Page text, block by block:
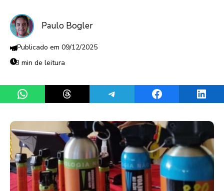
Paulo Bogler
09/12/2025
3 min de leitura
Share on WhatsAppShare on ThreadsShare on TelegramShare on Facebook